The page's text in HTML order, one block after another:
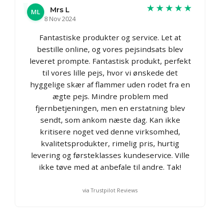
ML
Mrs L
8 Nov 2024
★★★★★
Fantastiske produkter og service. Let at
bestille online, og vores pejsindsats blev
leveret prompte. Fantastisk produkt, perfekt
til vores lille pejs, hvor vi ønskede det
hyggelige skær af flammer uden rodet fra en
ægte pejs. Mindre problem med
fjernbetjeningen, men en erstatning blev
sendt, som ankom næste dag. Kan ikke
kritisere noget ved denne virksomhed,
kvalitetsprodukter, rimelig pris, hurtig
levering og førsteklasses kundeservice. Ville
ikke tøve med at anbefale til andre. Tak!
via Trustpilot Reviews